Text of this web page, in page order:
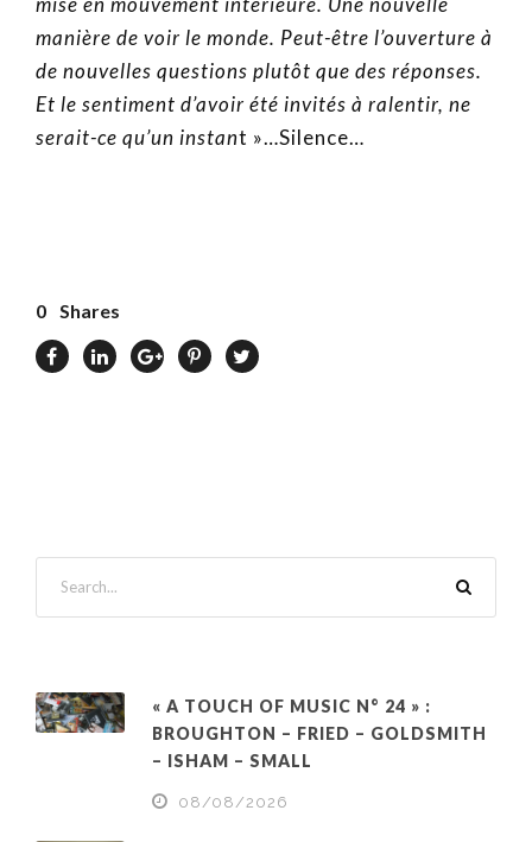
manière de voir le monde. Peut-être l’ouverture à
de nouvelles questions plutôt que des réponses.
Et le sentiment d’avoir été invités à ralentir, ne
serait-ce qu’un instant »…Silence…
0 Shares
« A TOUCH OF MUSIC N° 24 » :
BROUGHTON – FRIED – GOLDSMITH
– ISHAM – SMALL
08/08/2026